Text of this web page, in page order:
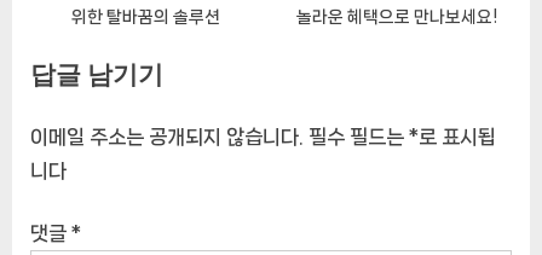
위한 탈바꿈의 솔루션
놀라운 혜택으로 만나보세요!
답글 남기기
이메일 주소는 공개되지 않습니다. 필수 필드는 *로 표시됩
니다
댓글 *